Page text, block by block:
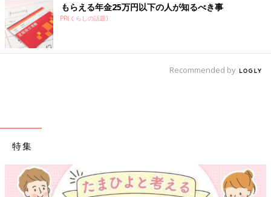
文・写真／吉田明世 構成／たまひよONLINE編集部
●記事の内容は2023年10月の情報で、現在と異なる場合がありま
品についてのお話です。吉田明世さんの育児エ
ッセイ第39回は「子どもたちの作品、どこまで
残す？」についてです。
吉田明世さん（よしだあきよ）
もらえる年金25万円以下の人が知るべき事
PR(くらしの話題)
Recommended by
特集